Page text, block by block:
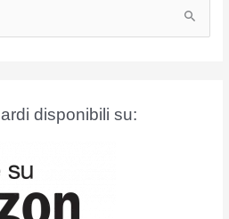
disponibili su: